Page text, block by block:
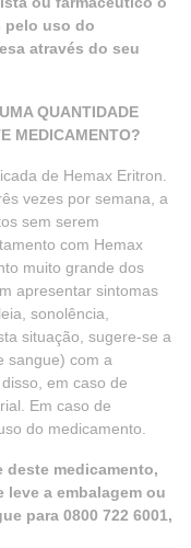
pelo uso do
através do seu
QUANTIDADE
MEDICAMENTO?
de Hemax Eritron.
vezes por semana, a
sem serem
com Hemax
muito grande dos
apresentar sintomas
sonolência,
situação, sugere-se a
sangue) com a
em caso de
Em caso de
do medicamento.
deste medicamento,
a embalagem ou
para 0800 722 6001,